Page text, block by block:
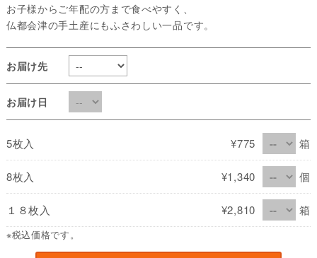
お子様からご年配の方まで食べやすく、
仏都会津の手土産にもふさわしい一品です。
お届け先
お届け日
5枚入 ¥775 箱
8枚入 ¥1,340 個
１８枚入 ¥2,810 箱
※税込価格です。